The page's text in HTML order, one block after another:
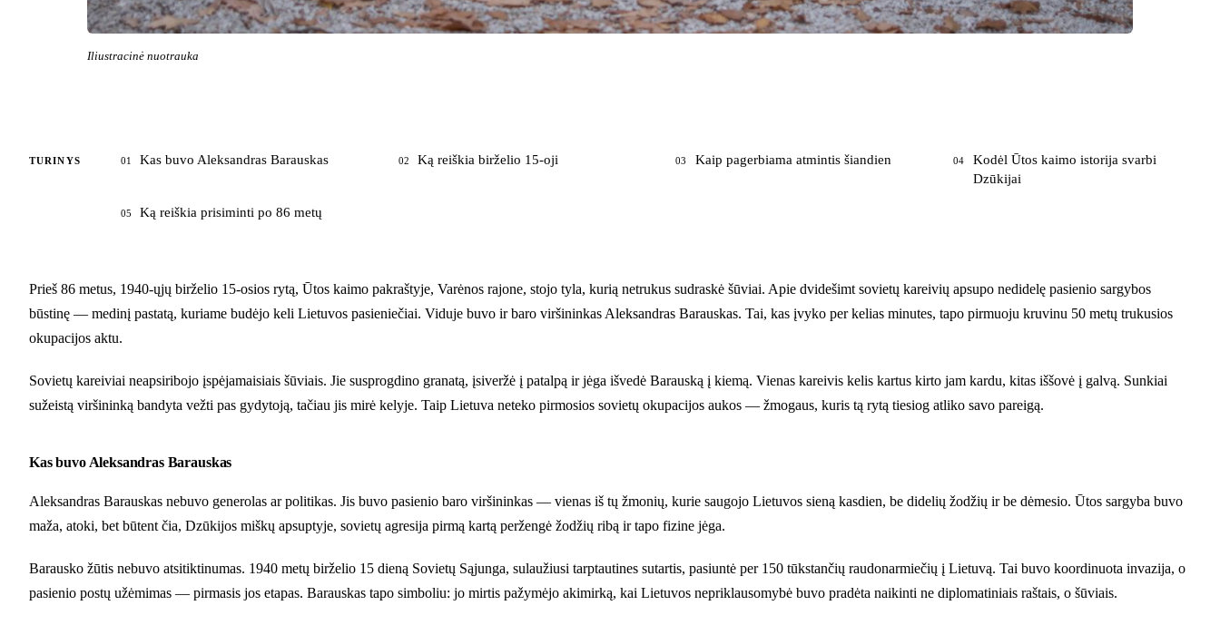
Iliustracinė nuotrauka
TURINYS 01 Kas buvo Aleksandras Barauskas 02 Ką reiškia birželio 15-oji 03 Kaip pagerbiama atmintis šiandien 04
Kodėl Ūtos kaimo istorija svarbi
Dzūkijai
05 Ką reiškia prisiminti po 86 metų
Prieš 86 metus, 1940-ųjų birželio 15-osios rytą, Ūtos kaimo pakraštyje, Varėnos rajone, stojo tyla, kurią netrukus sudraskė šūviai. Apie dvidešimt sovietų kareivių apsupo nedidelę pasienio sargybos
būstinę — medinį pastatą, kuriame budėjo keli Lietuvos pasieniečiai. Viduje buvo ir baro viršininkas Aleksandras Barauskas. Tai, kas įvyko per kelias minutes, tapo pirmuoju kruvinu 50 metų trukusios
okupacijos aktu.
Sovietų kareiviai neapsiribojo įspėjamaisiais šūviais. Jie susprogdino granatą, įsiveržė į patalpą ir jėga išvedė Barauską į kiemą. Vienas kareivis kelis kartus kirto jam kardu, kitas iššovė į galvą. Sunkiai
sužeistą viršininką bandyta vežti pas gydytoją, tačiau jis mirė kelyje. Taip Lietuva neteko pirmosios sovietų okupacijos aukos — žmogaus, kuris tą rytą tiesiog atliko savo pareigą.
Kas buvo Aleksandras Barauskas
Aleksandras Barauskas nebuvo generolas ar politikas. Jis buvo pasienio baro viršininkas — vienas iš tų žmonių, kurie saugojo Lietuvos sieną kasdien, be didelių žodžių ir be dėmesio. Ūtos sargyba buvo
maža, atoki, bet būtent čia, Dzūkijos miškų apsuptyje, sovietų agresija pirmą kartą peržengė žodžių ribą ir tapo fizine jėga.
Barausko žūtis nebuvo atsitiktinumas. 1940 metų birželio 15 dieną Sovietų Sąjunga, sulaužiusi tarptautines sutartis, pasiuntė per 150 tūkstančių raudonarmiečių į Lietuvą. Tai buvo koordinuota invazija, o
pasienio postų užėmimas — pirmasis jos etapas. Barauskas tapo simboliu: jo mirtis pažymėjo akimirką, kai Lietuvos nepriklausomybė buvo pradėta naikinti ne diplomatiniais raštais, o šūviais.